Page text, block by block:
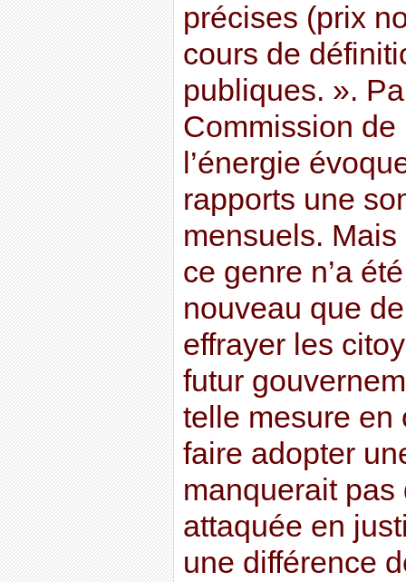
précises (prix
cours de
publiques. ».
Commission
l’énergie
rapports une
mensuels.
ce genre n’a
nouveau que
effrayer les
futur
telle mesure en
faire adopter
manquerait pas
attaquée en
une différence